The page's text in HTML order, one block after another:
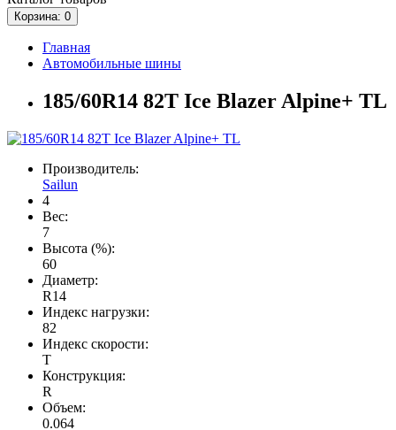
Корзина: 0
Главная
Автомобильные шины
185/60R14 82T Ice Blazer Alpine+ TL
Производитель:
Sailun
4
Вес:
7
Высота (%):
60
Диаметр:
R14
Индекс нагрузки:
82
Индекс скорости:
T
Конструкция:
R
Объем:
0.064